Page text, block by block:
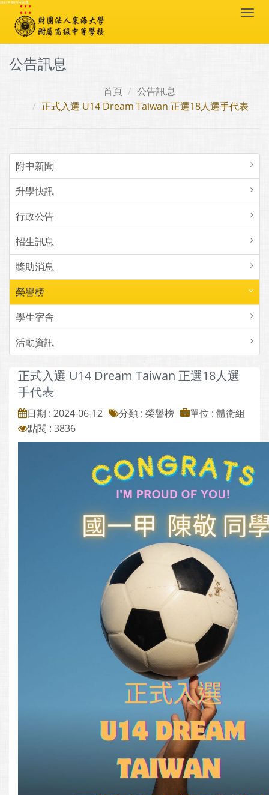
跳到主要內容區塊
:::
公告訊息
首頁
公告訊息
正式入選 U14 Dream Taiwan 正選18人選手代表
附中新聞
升學快訊
行政公告
招生訊息
獎助消息
榮譽榜
學生宿舍
活動資訊
正式入選 U14 Dream Taiwan 正選18人選
手代表
日期 : 2024-06-12 分類 : 榮譽榜
單位 : 體衛組
點閱 : 3836